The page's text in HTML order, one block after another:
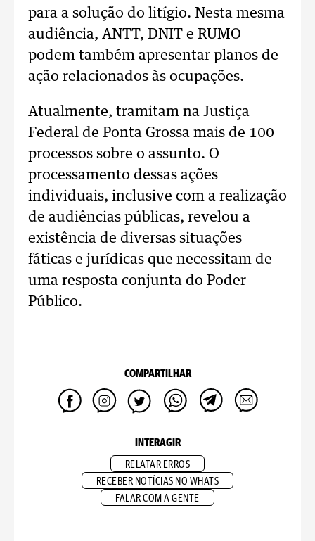
para a solução do litígio. Nesta mesma
audiência, ANTT, DNIT e RUMO
podem também apresentar planos de
ação relacionados às ocupações.
Atualmente, tramitam na Justiça
Federal de Ponta Grossa mais de 100
processos sobre o assunto. O
processamento dessas ações
individuais, inclusive com a realização
de audiências públicas, revelou a
existência de diversas situações
fáticas e jurídicas que necessitam de
uma resposta conjunta do Poder
Público.
COMPARTILHAR
INTERAGIR
RELATAR ERROS
RECEBER NOTÍCIAS NO WHATS
FALAR COM A GENTE